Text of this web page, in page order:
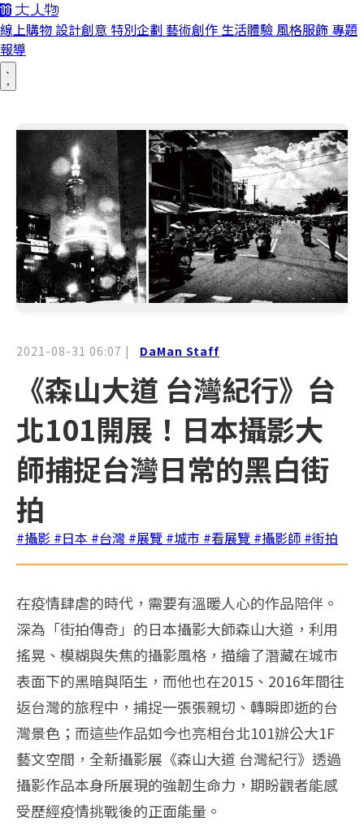
線上購物 設計創意 特別企劃 藝術創作 生活體驗 風格服飾 專題
報導
2021-08-31 06:07 | DaMan Staff
《森山大道 台灣紀行》台
北101開展！日本攝影大
師捕捉台灣日常的黑白街
拍
#攝影 #日本 #台灣 #展覽 #城市 #看展覽 #攝影師 #街拍
在疫情肆虐的時代，需要有溫暖人心的作品陪伴。
深為「街拍傳奇」的日本攝影大師森山大道，利用
搖晃、模糊與失焦的攝影風格，描繪了潛藏在城市
表面下的黑暗與陌生，而他也在2015、2016年間往
返台灣的旅程中，捕捉一張張親切、轉瞬即逝的台
灣景色；而這些作品如今也亮相台北101辦公大1F
藝文空間，全新攝影展《森山大道 台灣紀行》透過
攝影作品本身所展現的強韌生命力，期盼觀者能感
受歷經疫情挑戰後的正面能量。